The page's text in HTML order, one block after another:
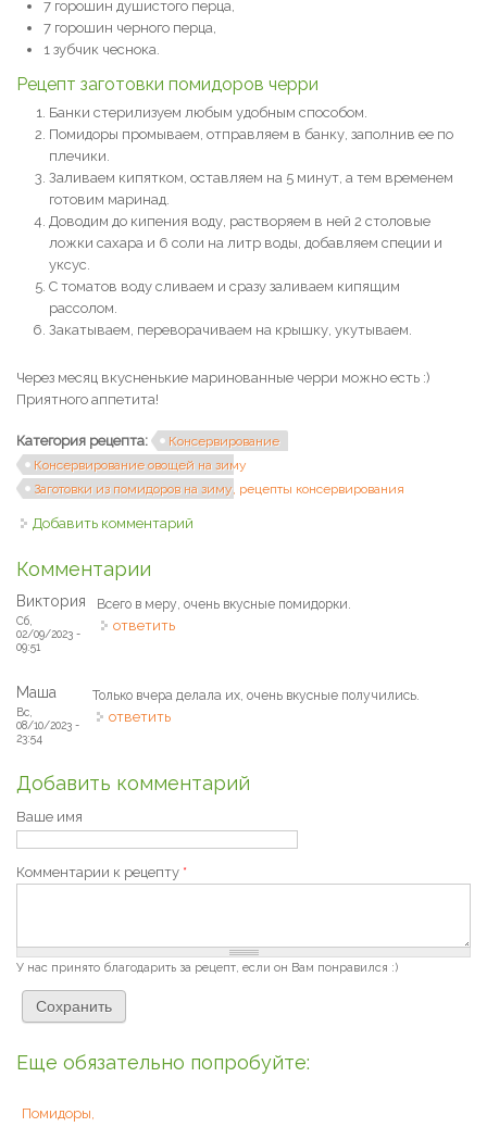
7 горошин душистого перца,
7 горошин черного перца,
1 зубчик чеснока.
Рецепт заготовки помидоров черри
Банки стерилизуем любым удобным способом.
Помидоры промываем, отправляем в банку, заполнив ее по
плечики.
Заливаем кипятком, оставляем на 5 минут, а тем временем
готовим маринад.
Доводим до кипения воду, растворяем в ней 2 столовые
ложки сахара и 6 соли на литр воды, добавляем специи и
уксус.
С томатов воду сливаем и сразу заливаем кипящим
рассолом.
Закатываем, переворачиваем на крышку, укутываем.
Через месяц вкусненькие маринованные черри можно есть :)
Приятного аппетита!
Категория рецепта:
Консервирование
Консервирование овощей на зиму
Заготовки из помидоров на зиму, рецепты консервирования
Добавить комментарий
Комментарии
Виктория
Сб,
02/09/2023 -
09:51
Всего в меру, очень вкусные помидорки.
ответить
Маша
Вс,
08/10/2023 -
23:54
Только вчера делала их, очень вкусные получились.
ответить
Добавить комментарий
Ваше имя
Комментарии к рецепту *
У нас принято благодарить за рецепт, если он Вам понравился :)
Еще обязательно попробуйте:
Помидоры,